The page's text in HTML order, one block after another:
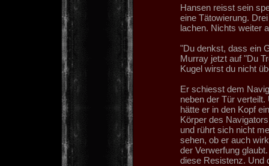
Hansen reisst sein
eine Tätowierung.
lachen. Nichts weiter
"Du denkst, dass ein
Murray jetzt auf "Du
Kugel wirst du nicht
Er schiesst dem
neben der Tür
hätte er in den Kopf
Körper des
und rührt sich nicht
sehen, ob er auch
der Verwerfung
diese Resistenz. Und